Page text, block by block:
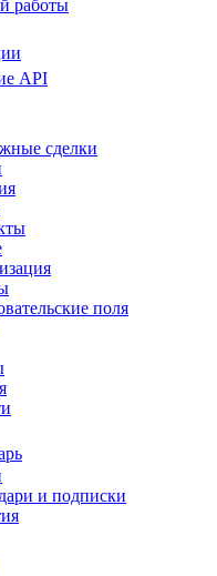
работы
API
сделки
поля
и подписки